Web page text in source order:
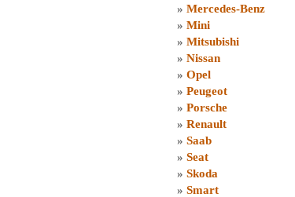
» Mercedes-Benz
» Mini
» Mitsubishi
» Nissan
» Opel
» Peugeot
» Porsche
» Renault
» Saab
» Seat
» Skoda
» Smart